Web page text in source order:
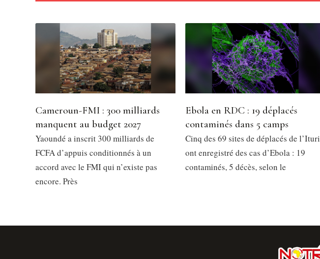
Cameroun-FMI : 300 milliards
manquent au budget 2027
Yaoundé a inscrit 300 milliards de
FCFA d’appuis conditionnés à un
accord avec le FMI qui n’existe pas
encore. Près
Ebola en RDC : 19 déplacés
contaminés dans 5 camps
Cinq des 69 sites de déplacés de l’Ituri
ont enregistré des cas d’Ebola : 19
contaminés, 5 décès, selon le